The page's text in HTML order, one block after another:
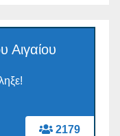
2179
Αιγαίου